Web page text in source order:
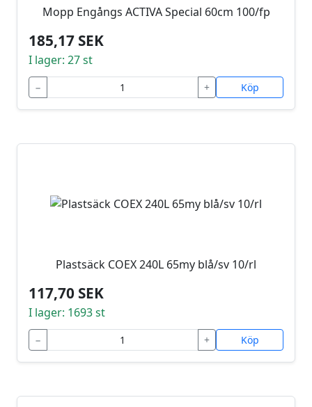
Mopp Engångs ACTIVA Special 60cm 100/fp
185,17 SEK
I lager: 27 st
− + Köp
Plastsäck COEX 240L 65my blå/sv 10/rl
117,70 SEK
I lager: 1693 st
− + Köp